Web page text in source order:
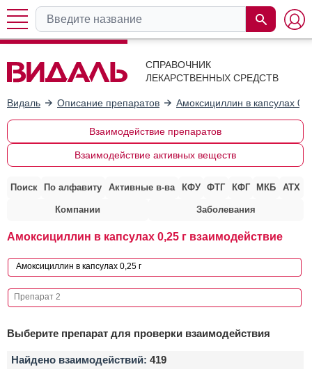
СПРАВОЧНИК
ЛЕКАРСТВЕННЫХ СРЕДСТВ
Видаль Описание препаратов Амоксициллин в капсулах
Взаимодействие препаратов
Взаимодействие активных веществ
Поиск По алфавиту Активные в-ва КФУ ФТГ КФГ МКБ АТХ
Компании Заболевания
Амоксициллин в капсулах 0,25 г взаимодействие
Выберите препарат для проверки взаимодействия
Найдено взаимодействий: 419